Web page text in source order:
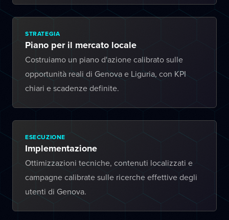
STRATEGIA
Piano per il mercato locale
Costruiamo un piano d'azione calibrato sulle
opportunità reali di Genova e Liguria, con KPI
chiari e scadenze definite.
ESECUZIONE
Implementazione
Ottimizzazioni tecniche, contenuti localizzati e
campagne calibrate sulle ricerche effettive degli
utenti di Genova.